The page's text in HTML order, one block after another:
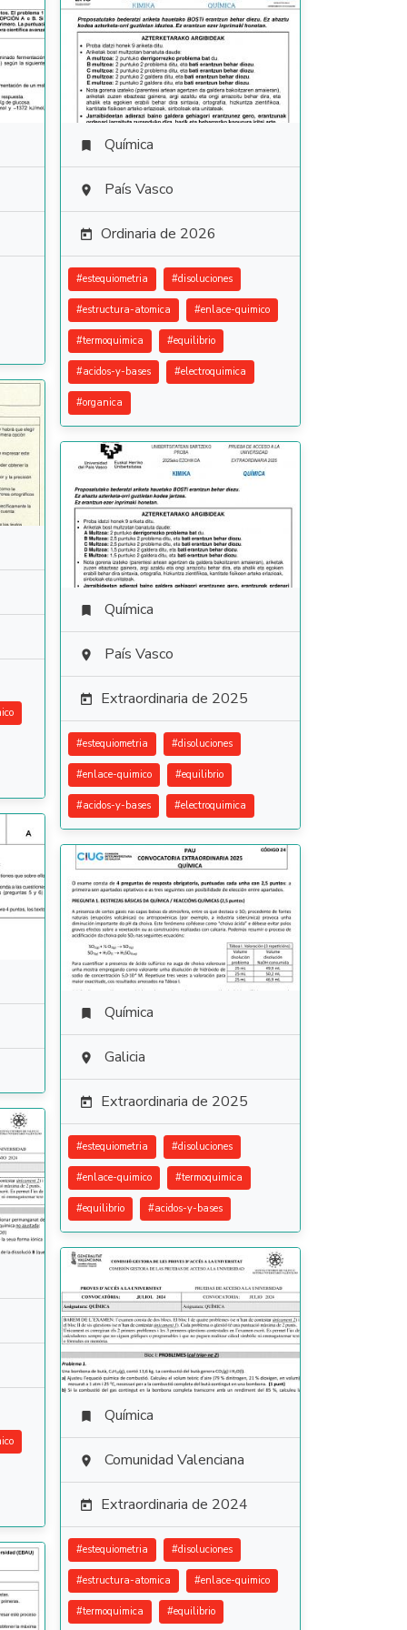
 Química
 País Vasco
 Ordinaria de 2026
#estequiometria #disoluciones
#estructura-atomica #enlace-quimico
#termoquimica #equilibrio
#acidos-y-bases #electroquimica
#organica
 Química
 País Vasco
 Extraordinaria de 2025
#estequiometria #disoluciones
#enlace-quimico #equilibrio
#acidos-y-bases #electroquimica
 Química
 Galicia
 Extraordinaria de 2025
#estequiometria #disoluciones
#enlace-quimico #termoquimica
#equilibrio #acidos-y-bases
 Química
 Comunidad Valenciana
 Extraordinaria de 2024
#estequiometria #disoluciones
#estructura-atomica #enlace-quimico
#termoquimica #equilibrio